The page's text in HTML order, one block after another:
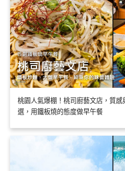
桃園人氣爆棚！桃司廚藝文店，質
選，用鐵板燒的態度做早午餐